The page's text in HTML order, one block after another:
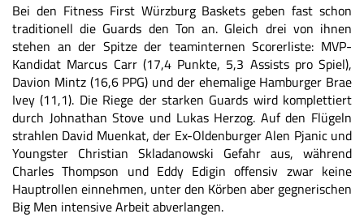
Bei den Fitness First Würzburg Baskets geben fast schon
traditionell die Guards den Ton an. Gleich drei von ihnen
stehen an der Spitze der teaminternen Scorerliste: MVP-
Kandidat Marcus Carr (17,4 Punkte, 5,3 Assists pro Spiel),
Davion Mintz (16,6 PPG) und der ehemalige Hamburger Brae
Ivey (11,1). Die Riege der starken Guards wird komplettiert
durch Johnathan Stove und Lukas Herzog. Auf den Flügeln
strahlen David Muenkat, der Ex-Oldenburger Alen Pjanic und
Youngster Christian Skladanowski Gefahr aus, während
Charles Thompson und Eddy Edigin offensiv zwar keine
Hauptrollen einnehmen, unter den Körben aber gegnerischen
Big Men intensive Arbeit abverlangen.